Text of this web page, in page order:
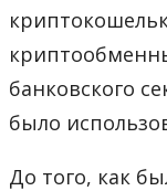
банковского
было
До того, как